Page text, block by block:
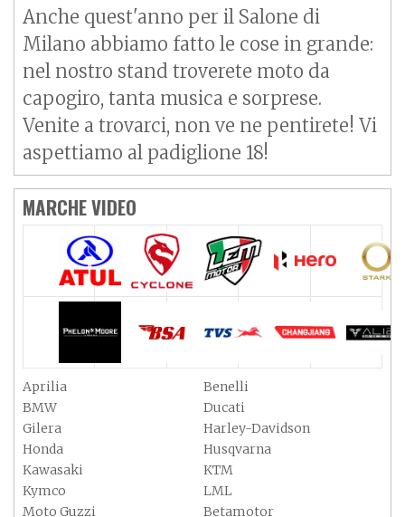
Anche quest'anno per il Salone di
Milano abbiamo fatto le cose in grande:
nel nostro stand troverete moto da
capogiro, tanta musica e sorprese.
Venite a trovarci, non ve ne pentirete! Vi
aspettiamo al padiglione 18!
MARCHE VIDEO
Aprilia
Benelli
BMW
Ducati
Gilera
Harley-Davidson
Honda
Husqvarna
Kawasaki
KTM
Kymco
LML
Moto Guzzi
Betamotor